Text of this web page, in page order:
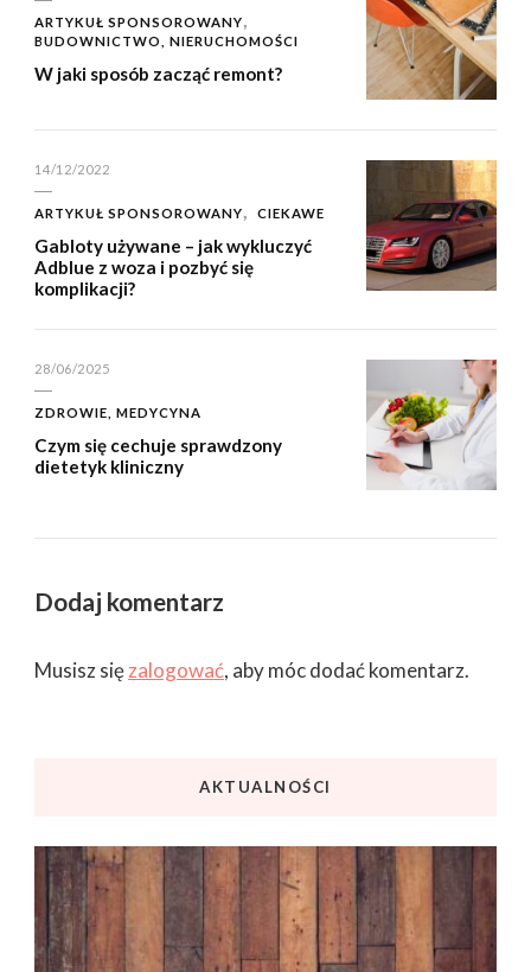
ARTYKUŁ SPONSOROWANY
BUDOWNICTWO, NIERUCHOMOŚCI
W jaki sposób zacząć remont?
14/12/2022
ARTYKUŁ SPONSOROWANY CIEKAWE
Gabloty używane – jak wykluczyć
Adblue z woza i pozbyć się
komplikacji?
28/06/2025
ZDROWIE, MEDYCYNA
Czym się cechuje sprawdzony
dietetyk kliniczny
Dodaj komentarz
Musisz sięzalogować, aby móc dodać komentarz.
AKTUALNOŚCI